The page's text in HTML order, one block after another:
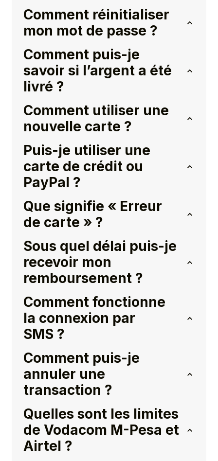
Comment réinitialiser
mon mot de passe ?
Comment puis-je
savoir si l’argent a été
livré ?
Comment utiliser une
nouvelle carte ?
Puis-je utiliser une
carte de crédit ou
PayPal ?
Que signifie « Erreur
de carte » ?
Sous quel délai puis-je
recevoir mon
remboursement ?
Comment fonctionne
la connexion par
SMS ?
Comment puis-je
annuler une
transaction ?
Quelles sont les limites
de Vodacom M-Pesa et
Airtel ?